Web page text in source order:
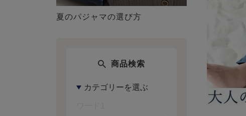
夏のパジャマの選び方
商品検索